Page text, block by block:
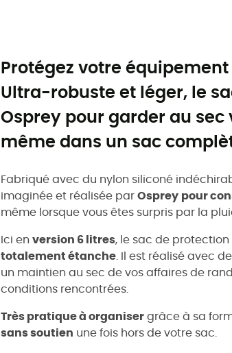
Protégez votre équipement
Ultra-robuste et léger, le
Osprey pour garder au
même dans un sac
Fabriqué avec du nylon siliconé
imaginée et réalisée par Osprey pour
même lorsque vous êtes surpris par la
Ici en version 6 litres, le sac de protection
totalement étanche . Il est réalisé avec
un maintien au sec de vos affaires de
conditions rencontrées.
Très pratique à organiser grâce à sa
sans soutien une fois hors de votre sac.